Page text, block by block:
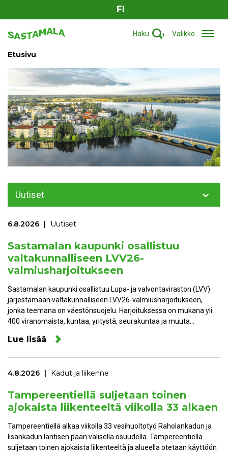
FI
Haku Valikko
Etusivu
Uutiset
6.8.2026 Uutiset
Sastamalan kaupunki osallistuu
valtakunnalliseen LVV26-
valmiusharjoitukseen
Sastamalan kaupunki osallistuu Lupa- ja valvontaviraston (LVV)
järjestämään valtakunnalliseen LVV26-valmiusharjoitukseen,
jonka teemana on väestönsuojelu. Harjoituksessa on mukana yli
400 viranomaista, kuntaa, yritystä, seurakuntaa ja muuta…
Lue lisää
4.8.2026 Kadut ja liikenne
Tampereentiellä suljetaan toinen
ajokaista liikenteeltä viikolla 33 alkaen
Tampereentiellä alkaa viikolla 33 vesihuoltotyö Raholankadun ja
Iisankadun läntisen pään välisellä osuudella. Tampereentiellä
suljetaan toinen ajokaista liikenteeltä ja alueella otetaan käyttöön